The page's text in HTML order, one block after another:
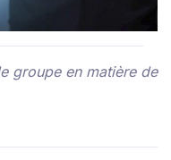
groupe en matière de